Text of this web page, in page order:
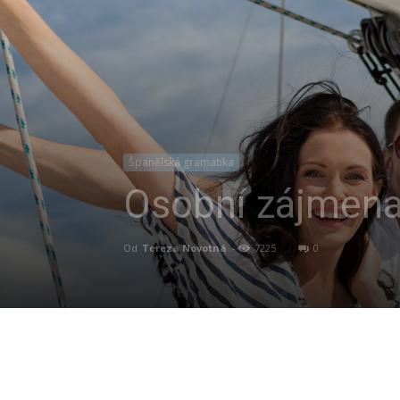
Španělská gramatika
Osobní
Od Tereza Novotná - 7225 0